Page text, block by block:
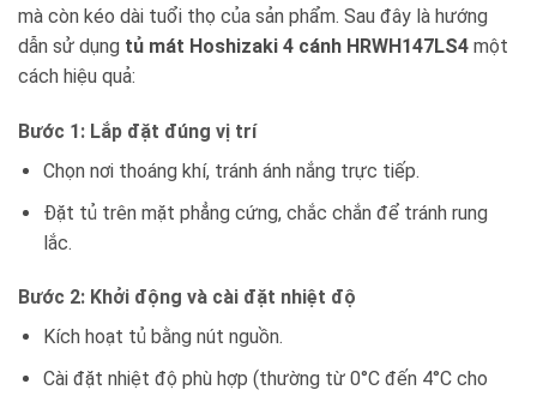
mà còn kéo dài tuổi thọ của sản phẩm. Sau đây là hướng
dẫn sử dụng tủ mát Hoshizaki 4 cánh HRWH147LS4 một
cách hiệu quả:
Bước 1: Lắp đặt đúng vị trí
Chọn nơi thoáng khí, tránh ánh nắng trực tiếp.
Đặt tủ trên mặt phẳng cứng, chắc chắn để tránh rung
lắc.
Bước 2: Khởi động và cài đặt nhiệt độ
Kích hoạt tủ bằng nút nguồn.
Cài đặt nhiệt độ phù hợp (thường từ 0°C đến 4°C cho